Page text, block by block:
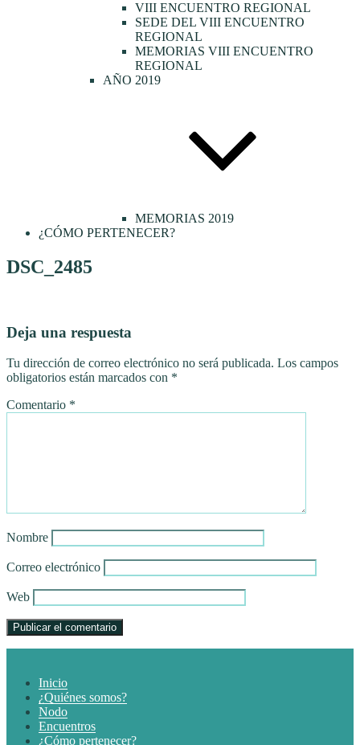
VIII ENCUENTRO REGIONAL
SEDE DEL VIII ENCUENTRO
REGIONAL
MEMORIAS VIII ENCUENTRO
REGIONAL
AÑO 2019
MEMORIAS 2019
¿CÓMO PERTENECER?
DSC_2485
Deja una respuesta
Tu dirección de correo electrónico no será publicada. Los campos
obligatorios están marcados con *
Comentario *
Nombre
Correo electrónico
Web
Inicio
¿Quiénes somos?
Nodo
Encuentros
¿Cómo pertenecer?